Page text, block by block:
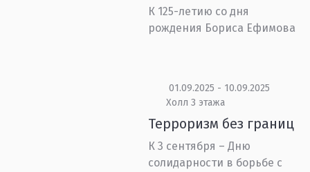
К 125-летию со дня
рождения Бориса Ефимова
01.09.2025 - 10.09.2025
Холл 3 этажа
Терроризм без границ
К 3 сентября – Дню
солидарности в борьбе с